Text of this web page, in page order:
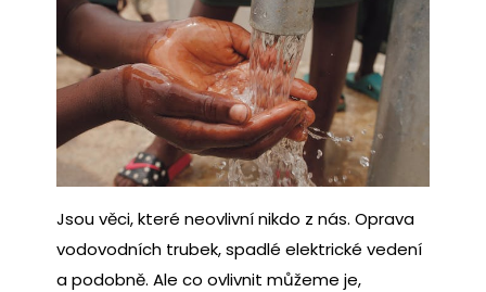
Jsou věci, které neovlivní nikdo z nás. Oprava
vodovodních trubek, spadlé elektrické vedení
a podobně. Ale co ovlivnit můžeme je,